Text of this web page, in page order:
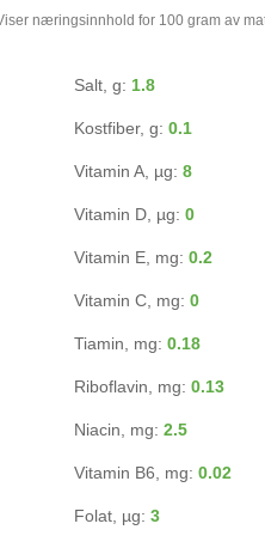
næringsinnhold for 100 gram av
Salt, g: 1.8
Kostfiber, g: 0.1
Vitamin A, µg: 8
Vitamin D, µg: 0
Vitamin E, mg: 0.2
Vitamin C, mg: 0
Tiamin, mg: 0.18
Riboflavin, mg: 0.13
Niacin, mg: 2.5
Vitamin B6, mg: 0.02
Folat, µg: 3